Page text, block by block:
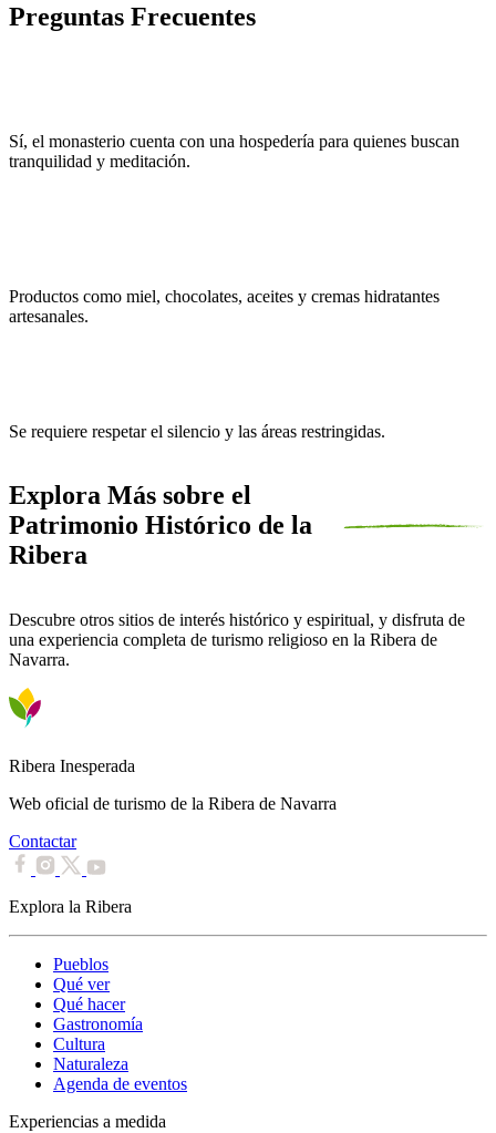
Preguntas Frecuentes
Sí, el monasterio cuenta con una hospedería para quienes buscan
tranquilidad y meditación.
Productos como miel, chocolates, aceites y cremas hidratantes
artesanales.
Se requiere respetar el silencio y las áreas restringidas.
Explora Más sobre el
Patrimonio Histórico de la
Ribera
Descubre otros sitios de interés histórico y espiritual, y disfruta de
una experiencia completa de turismo religioso en la Ribera de
Navarra.
Ribera Inesperada
Web oficial de turismo de la Ribera de Navarra
Contactar
Explora la Ribera
Pueblos
Qué ver
Qué hacer
Gastronomía
Cultura
Naturaleza
Agenda de eventos
Experiencias a medida